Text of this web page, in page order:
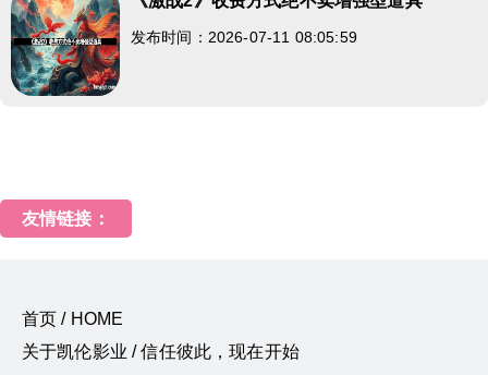
发布时间：2026-07-11 08:05:59
友情链接：
首页 / HOME
关于凯伦影业 / 信任彼此，现在开始